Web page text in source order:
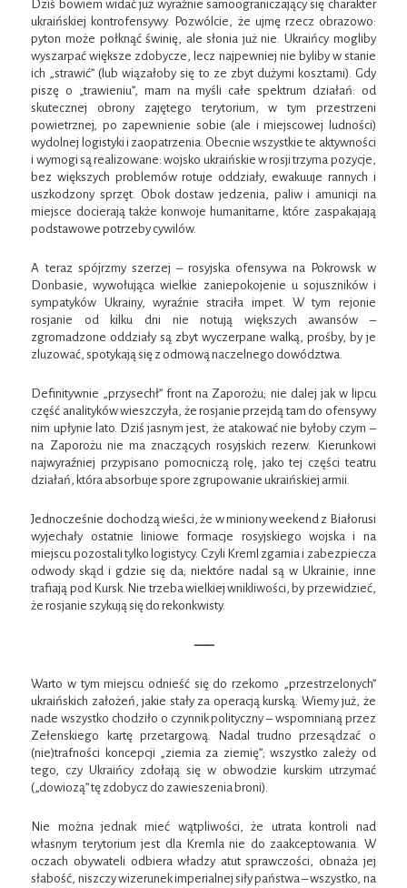
Dziś bowiem widać już wyraźnie samoograniczający się charakter
ukraińskiej kontrofensywy. Pozwólcie, że ujmę rzecz obrazowo:
pyton może połknąć świnię, ale słonia już nie. Ukraińcy mogliby
wyszarpać większe zdobycze, lecz najpewniej nie byliby w stanie
ich „strawić” (lub wiązałoby się to ze zbyt dużymi kosztami). Gdy
piszę o „trawieniu”, mam na myśli całe spektrum działań: od
skutecznej obrony zajętego terytorium, w tym przestrzeni
powietrznej, po zapewnienie sobie (ale i miejscowej ludności)
wydolnej logistyki i zaopatrzenia. Obecnie wszystkie te aktywności
i wymogi są realizowane: wojsko ukraińskie w rosji trzyma pozycje,
bez większych problemów rotuje oddziały, ewakuuje rannych i
uszkodzony sprzęt. Obok dostaw jedzenia, paliw i amunicji na
miejsce docierają także konwoje humanitarne, które zaspakajają
podstawowe potrzeby cywilów.
A teraz spójrzmy szerzej – rosyjska ofensywa na Pokrowsk w
Donbasie, wywołująca wielkie zaniepokojenie u sojuszników i
sympatyków Ukrainy, wyraźnie straciła impet. W tym rejonie
rosjanie od kilku dni nie notują większych awansów –
zgromadzone oddziały są zbyt wyczerpane walką, prośby, by je
zluzować, spotykają się z odmową naczelnego dowództwa.
Definitywnie „przysechł” front na Zaporożu; nie dalej jak w lipcu
część analityków wieszczyła, że rosjanie przejdą tam do ofensywy
nim upłynie lato. Dziś jasnym jest, że atakować nie byłoby czym –
na Zaporożu nie ma znaczących rosyjskich rezerw. Kierunkowi
najwyraźniej przypisano pomocniczą rolę, jako tej części teatru
działań, która absorbuje spore zgrupowanie ukraińskiej armii.
Jednocześnie dochodzą wieści, że w miniony weekend z Białorusi
wyjechały ostatnie liniowe formacje rosyjskiego wojska i na
miejscu pozostali tylko logistycy. Czyli Kreml zgarnia i zabezpiecza
odwody skąd i gdzie się da; niektóre nadal są w Ukrainie, inne
trafiają pod Kursk. Nie trzeba wielkiej wnikliwości, by przewidzieć,
że rosjanie szykują się do rekonkwisty.
—–
Warto w tym miejscu odnieść się do rzekomo „przestrzelonych”
ukraińskich założeń, jakie stały za operacją kurską. Wiemy już, że
nade wszystko chodziło o czynnik polityczny – wspomnianą przez
Zełenskiego kartę przetargową. Nadal trudno przesądzać o
(nie)trafności koncepcji „ziemia za ziemię”; wszystko zależy od
tego, czy Ukraińcy zdołają się w obwodzie kurskim utrzymać
(„dowiozą” tę zdobycz do zawieszenia broni).
Nie można jednak mieć wątpliwości, że utrata kontroli nad
własnym terytorium jest dla Kremla nie do zaakceptowania. W
oczach obywateli odbiera władzy atut sprawczości, obnaża jej
słabość, niszczy wizerunek imperialnej siły państwa – wszystko, na